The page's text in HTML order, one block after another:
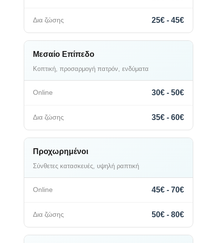
25€ - 45€
Μεσαίο Επίπεδο
Κοπτική, προσαρμογή πατρόν, ενδύματα
30€ - 50€
35€ - 60€
Προχωρημένοι
Σύνθετες κατασκευές, υψηλή ραπτική
45€ - 70€
50€ - 80€